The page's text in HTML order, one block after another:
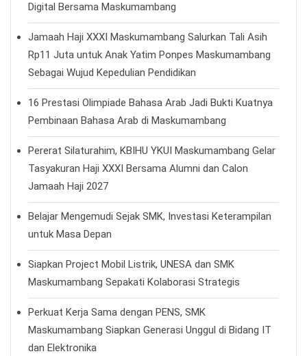
Digital Bersama Maskumambang
Jamaah Haji XXXI Maskumambang Salurkan Tali Asih
Rp11 Juta untuk Anak Yatim Ponpes Maskumambang
Sebagai Wujud Kepedulian Pendidikan
16 Prestasi Olimpiade Bahasa Arab Jadi Bukti Kuatnya
Pembinaan Bahasa Arab di Maskumambang
Pererat Silaturahim, KBIHU YKUI Maskumambang Gelar
Tasyakuran Haji XXXI Bersama Alumni dan Calon
Jamaah Haji 2027
Belajar Mengemudi Sejak SMK, Investasi Keterampilan
untuk Masa Depan
Siapkan Project Mobil Listrik, UNESA dan SMK
Maskumambang Sepakati Kolaborasi Strategis
Perkuat Kerja Sama dengan PENS, SMK
Maskumambang Siapkan Generasi Unggul di Bidang IT
dan Elektronika